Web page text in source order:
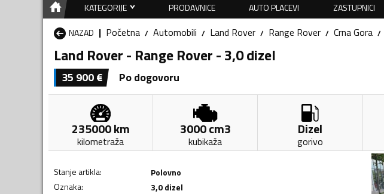
KATEGORIJE PRODAVNICE AUTO PLACEVI ZASTUPNICI
NAZAD
Početna Automobili Land Rover Range Rover Crna Gora
Land Rover - Range Rover - 3,0 dizel
35 900€ Po dogovoru
235000km
kilometraža
3000cm3
kubikaža
Dizel
gorivo
Stanje artikla:
Polovno
Oznaka:
3,0 dizel